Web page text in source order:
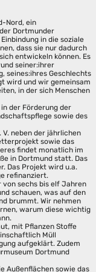
Nord, ein
Dortmunder
in die soziale
dass sie nur dadurch
entwickeln können. Es
seiner:ihrer
seines:ihres Geschlechts
wird und wir gemeinsam
in der sich Menschen
der Förderung der
sowie des
neben der jährlichen
sowie das
findet monatlich im
in Dortmund statt. Das
Das Projekt wird u.a.
refinanziert.
von sechs bis elf Jahren
schauen, was auf den
brummt. Wir nehmen
warum diese wichtig
mit Pflanzen Stoffe
Müll
aufgeklärt. Zudem
Dortmund
Außenflächen sowie das